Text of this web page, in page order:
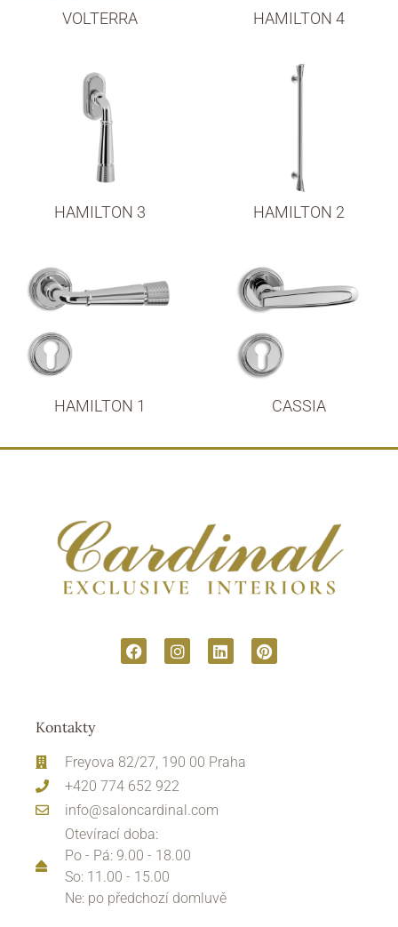
VOLTERRA HAMILTON 4
HAMILTON 3 HAMILTON 2
HAMILTON 1 CASSIA
Kontakty
Freyova 82/27, 190 00 Praha
+420 774 652 922
info@saloncardinal.com
Otevírací doba:
Po - Pá: 9.00 - 18.00
So: 11.00 - 15.00
Ne: po předchozí domluvě